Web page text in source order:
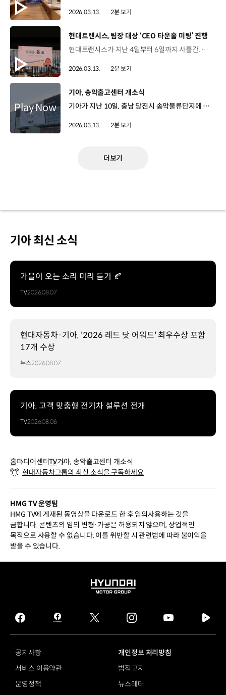
2026.03.13. 2분 보기
[동영상]
현대트랜시스, 팀장 대상 ‘CEO 타운홀 미팅’ 진행
현대트랜시스가 지난 4일부터 6일까지 사흘간, 타운홀 미팅 형식의 리더십 프로그램 ‘리더십 온(溫)’을 진행했습니다. ‘리더십 온’은 전사 팀장 이상 리더 150여 명을 대상으로, 백철승 대표가 회사의 경영 방향과 전략을 직접 전달하는 방식으로 진행됐는데요. 백철승 부사장 / 현대트랜시스 대표이사팀장 역할이 무지무지 중요하고 또 앞으로 현대트랜시스를 리딩할 수 있는 여러 팀장들이 리더로 성장하기를 진심으로 기원합니다. 일방적인 지침 전달에서 벗어나 중점 과제에 대한 자유로운 질의 응답과 토론을 진행해 참석자들의 큰 호응을 얻었습니다. 이한룡 팀장 / 현대트랜시스 구매기획팀오늘 타운홀 미팅을 통해서 정확한 많은 정보를 전달받았고 ‘지금 3년을 고생을 하면 앞으로 10년이 아주 찬란할 것이다’라는 말씀처럼 팀원들과의 소통을 통해서 앞으로 잘 대응해 나가도록 하겠습니다. 이효승 팀장 / 현대트랜시스 인사운영팀혼란스러운 과정 속에서 저희 구성원들과 함께 어떻게 해야 할지도 팀장으로서 역할 인식을 잘 할 수 있는 기회였습니다. 현대트랜시스가 목표한 방향대로 꼭 이룰 수 있을 거라고 생각합니다. 현대트랜시스는 향후, CEO-팀장-구성원으로 이어지는 단계별 소통 프로그램을 통해 공동 목표 중심의 커뮤니케이션 문화를 조직 전반에 정착시켜 나갈 계획입니다.
2026.03.13. 2분 보기
[동영상]
기아, 송악출고센터 개소식
기아가 지난 10일, 충남 당진시 송악물류단지에 송악출고센터를 개소하고, 연간 60만 대 출고 체제에 돌입했습니다. 새롭게 문을 연 송악출고센터는 단순히 차량을 보관하고 출고하는 공간을 넘어 기아의 미래 성장과 고객 신뢰를 뒷받침할 수도권 핵심 물류 거점으로 기아 출고센터 중 가장 넓은 지역 커버리지를 담당하게 됩니다. 정원정 부사장 / 기아 국내사업본부장신규 출고센터 개소를 계기로 기아는 연간 60만 대 출고 체제로 한 단계 도약하고자 합니다. 이 목표는 단순히 숫자를 늘리는 리마인딩이 아닙니다. 이면에는 세 가지 분명한 방향성이 담겨 있습니다. 첫째는 우수한 품질의 안정적 유지입니다. 둘째는 고객의 납기 단축입니다. 셋째는 지속 가능한 운영과 지역 상생입니다. 앞으로 송악출고센터는 체계적인 차량 관리 동선과 설비를 구축해 차량품질을 출고시점까지 유지하고 물류 효율을 개선해 고객의 기다림을 줄여 만족도를 높이는데 중점을 둘 예정인데요. 지용구 팀장 / 기아 물류지원팀이번 송악출고센터 개소는 기아 내수 판매 중장기 목표인 연간 60만 대 출고를 위한 시발점이며, 충남 당진에 위치하여 수도권뿐만 아니라 강원, 영남, 호남 등 전국 고객들에게 최단 시간 내에 전달하는 역할을 수행할 예정입니다. 기존 8개 출고 센터의 운영 노하우를 이번 송악출고센터에 담아 우리 기아 차량과 고객과의 첫 만남을 준비해 나가겠습니다. 이와 함께, 지역사회 및 협력사와 지속적으로 소통하며 빠르게 변화하는 시장 환경과 고객의 기대에 유연하게 대응할 방침입니다.
2026.03.13. 2분 보기
더보기
기아 최신 소식
가을이 오는 소리 미리 듣기 🍂
TV2026.08.07
현대자동차·기아, '2026 레드 닷 어워드' 최우수상 포함
17개 수상
뉴스2026.08.07
기아, 고객 맞춤형 전기차 설루션 전개
TV2026.08.06
홈미디어센터TV기아, 송악출고센터 개소식
현대자동차그룹의 최신 소식을 구독하세요
HMG TV 운영팀
HMG TV에 게재된 동영상을 다운로드 한 후 임의사용하는 것을
금합니다. 콘텐츠의 임의 변형·가공은 허용되지 않으며, 상업적인
목적으로 사용할 수 없습니다. 이를 위반할 시 관련법에 따라 불이익을
받을 수 있습니다.
HYUNDAI
GROUP
facebook
hmg
journal
twitter instagram
tv
공지사항
개인정보 처리방침
서비스 이용약관
법적고지
운영정책
뉴스레터